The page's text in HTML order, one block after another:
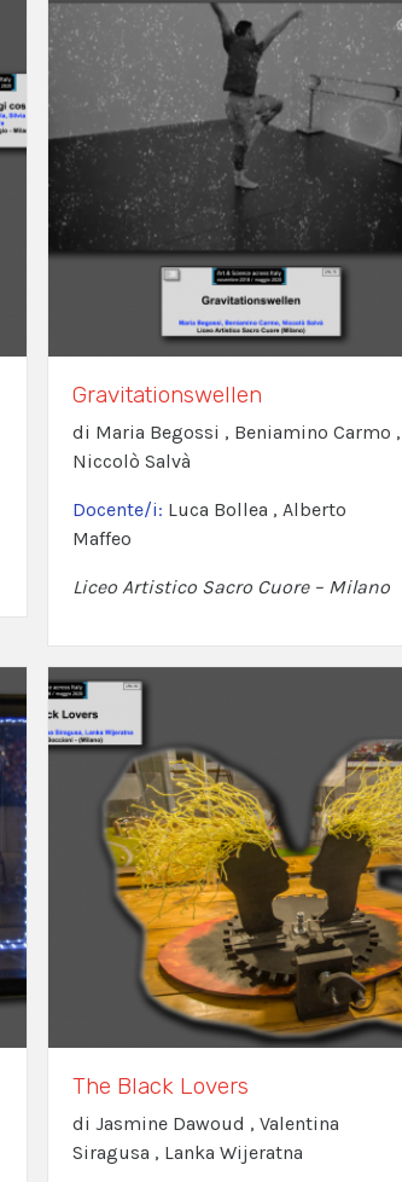
Gravitationswellen
di Maria Begossi , Beniamino Carmo ,
Niccolò Salvà
Docente/i: Luca Bollea , Alberto
Maffeo
Liceo Artistico Sacro Cuore – Milano
The Black Lovers
di Jasmine Dawoud , Valentina
Siragusa , Lanka Wijeratna